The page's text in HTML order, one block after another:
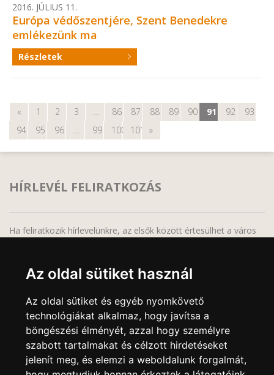
Az oldal sütiket használ
Az oldal sütiket és egyéb nyomkövető
technológiákat alkalmaz, hogy javítsa a
böngészési élményét, azzal hogy személyre
szabott tartalmakat és célzott hirdetéseket
jelenít meg, és elemzi a weboldalunk forgalmát,
2016. JÚLIUS 11.
Európa védőszentjére, Szent Benedekre
emlékezünk ma
Részletek
« 1 2 3 86 87 88 89 90 91 92
93
94
95 96 99 100 101 »
HÍRLEVÉL FELIRATKOZÁS
Ha feliratkozik hírlevelünkre, az elsők között értesülhet a város
legfrissebb híreiről, programjairól!
A feliratkozáskor megadott adatait bizalmasan kezeljük, harmadik fél részére semmilyen
körülmények között sem adjuk át, a feliratkozás bármikor megszüntethető, bármely
elektronikus levél alján lévő leiratkozási linkre való kattintással.